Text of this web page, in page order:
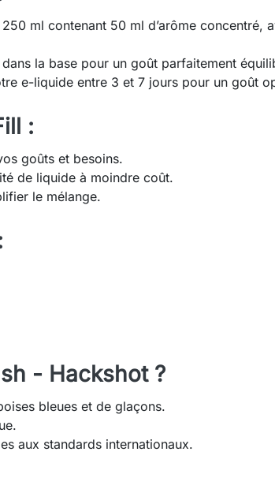
ml contenant 50 ml d’arôme concentré,
la base pour un goût parfaitement
e-liquide entre 3 et 7 jours pour un goût
:
goûts et besoins.
de liquide à moindre coût.
le mélange.
- Hackshot ?
bleues et de glaçons.
aux standards internationaux.